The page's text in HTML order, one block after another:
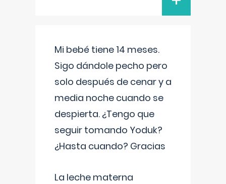
Mi bebé tiene 14 meses.
Sigo dándole pecho pero
solo después de cenar y a
media noche cuando se
despierta. ¿Tengo que
seguir tomando Yoduk?
¿Hasta cuando? Gracias
La leche materna